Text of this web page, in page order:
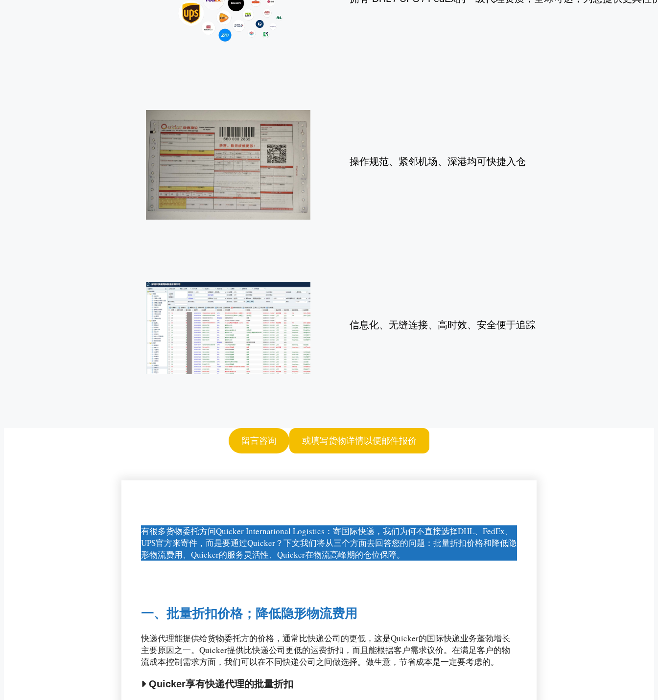
操作规范、紧邻机场、深港均可快捷入仓
信息化、无缝连接、高时效、安全便于追踪
留言咨询 或填写货物详情以便邮件报价
有很多货物委托方问Quicker International Logistics：寄国际快递，我们为何不直接选择DHL、FedEx、
UPS官方来寄件，而是要通过Quicker？下文我们将从三个方面去回答您的问题：批量折扣价格和降低隐
形物流费用、Quicker的服务灵活性、Quicker在物流高峰期的仓位保障。
一、批量折扣价格；降低隐形物流费用
快递代理能提供给货物委托方的价格，通常比快递公司的更低，这是Quicker的国际快递业务蓬勃增长
主要原因之一。Quicker提供比快递公司更低的运费折扣，而且能根据客户需求议价。在满足客户的物
流成本控制需求方面，我们可以在不同快递公司之间做选择。做生意，节省成本是一定要考虑的。
Quicker享有快递代理的批量折扣